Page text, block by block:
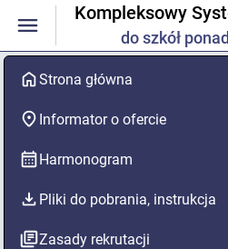
Kompleksowy
do szkół
Strona główna
Informator o ofercie
Harmonogram
Pliki do pobrania, instrukcja
Zasady rekrutacji